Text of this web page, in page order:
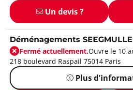
Un devis ?
Déménagements
Fermé actuellement.Ouvre le 10
218 boulevard Raspail 75014 Paris
Plus